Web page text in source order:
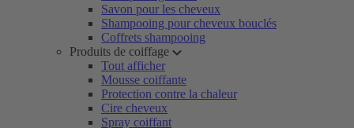
Savon pour les cheveux
Shampooing pour cheveux bouclés
Coffrets shampooing
Produits de coiffage
Tout afficher
Mousse coiffante
Protection contre la chaleur
Cire cheveux
Spray coiffant